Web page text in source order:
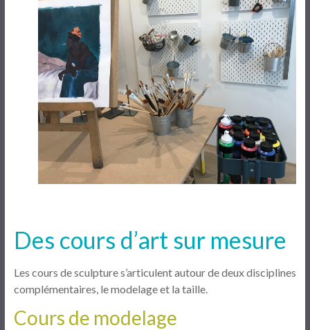
Des cours d’art sur mesure
Les cours de sculpture s’articulent autour de deux disciplines
complémentaires, le modelage et la taille.
Cours de modelage